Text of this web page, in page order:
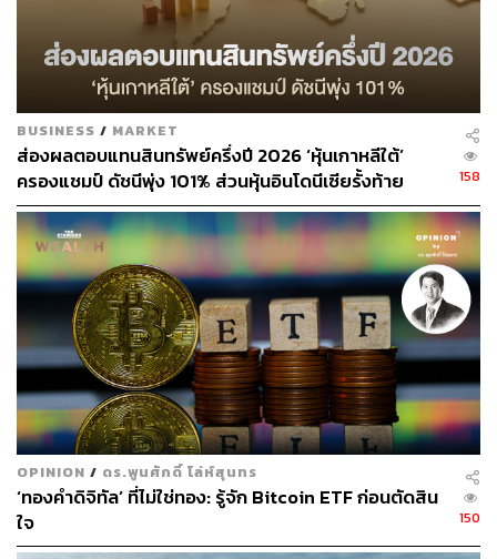
BUSINESS / MARKET
ส่องผลตอบแทนสินทรัพย์ครึ่งปี 2026 ‘หุ้นเกาหลีใต้’
ครองแชมป์ ดัชนีพุ่ง 101% ส่วนหุ้นอินโดนีเซียรั้งท้าย
ติดลบ 35%
158
OPINION / ดร.พูนศักดิ์ โล่ห์สุนทร
‘ทองคำดิจิทัล’ ที่ไม่ใช่ทอง: รู้จัก Bitcoin ETF ก่อนตัดสิน
ใจ
150